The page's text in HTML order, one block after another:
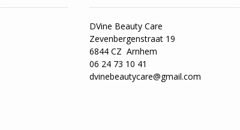
DVine Beauty Care
Zevenbergenstraat 19
6844 CZ Arnhem
06 24 73 10 41
dvinebeautycare@gmail.com